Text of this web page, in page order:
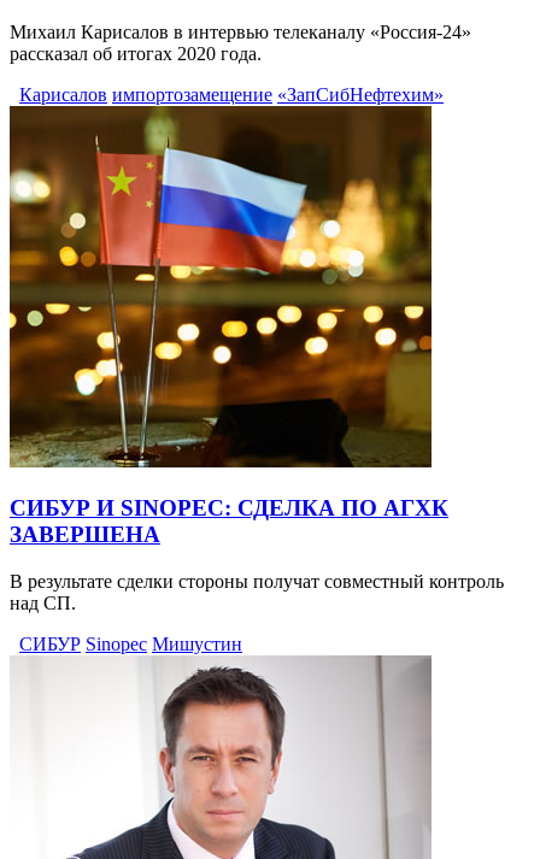
Михаил Карисалов в интервью телеканалу «Россия-24»
рассказал об итогах 2020 года.
Карисалов импортозамещение «ЗапСибНефтехим»
СИБУР И SINOPEC: СДЕЛКА ПО АГХК
ЗАВЕРШЕНА
В результате сделки стороны получат совместный контроль
над СП.
СИБУР Sinopec Мишустин